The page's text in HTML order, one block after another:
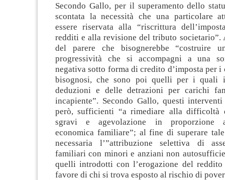
Secondo Gallo, per il superamento dello
scontata la necessità che una particolare
essere riservata alla “riscrittura
redditi e alla revisione del tributo societario”.
del parere che bisognerebbe “costruire
progressività che si accompagni a una
negativa sotto forma di credito d’imposta per
bisognosi, che sono poi quelli per i quali
deduzioni e delle detrazioni per carichi
incapiente”. Secondo Gallo, questi
però, sufficienti “a rimediare alla difficoltà
sgravi e agevolazione in proporzione
economica familiare”; al fine di superare
necessaria l’”attribuzione selettiva di
familiari con minori e anziani non
quelli introdotti con l’erogazione del
favore di chi si trova esposto al rischio di